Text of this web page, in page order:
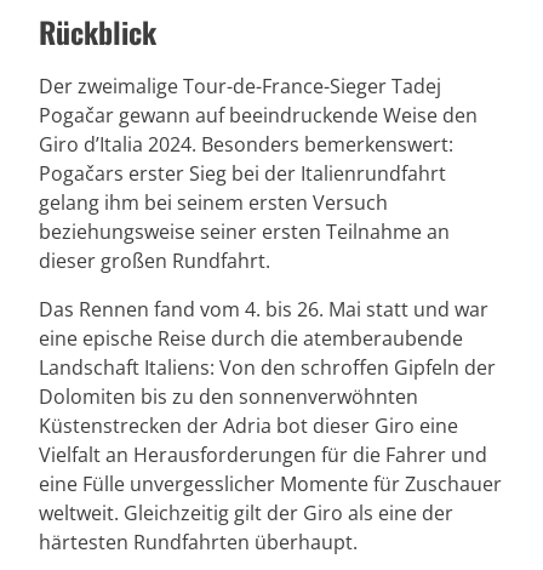
Rückblick
Der zweimalige Tour-de-France-Sieger Tadej
Pogačar gewann auf beeindruckende Weise den
Giro d’Italia 2024. Besonders bemerkenswert:
Pogačars erster Sieg bei der Italienrundfahrt
gelang ihm bei seinem ersten Versuch
beziehungsweise seiner ersten Teilnahme an
dieser großen Rundfahrt.
Das Rennen fand vom 4. bis 26. Mai statt und war
eine epische Reise durch die atemberaubende
Landschaft Italiens: Von den schroffen Gipfeln der
Dolomiten bis zu den sonnenverwöhnten
Küstenstrecken der Adria bot dieser Giro eine
Vielfalt an Herausforderungen für die Fahrer und
eine Fülle unvergesslicher Momente für Zuschauer
weltweit. Gleichzeitig gilt der Giro als eine der
härtesten Rundfahrten überhaupt.